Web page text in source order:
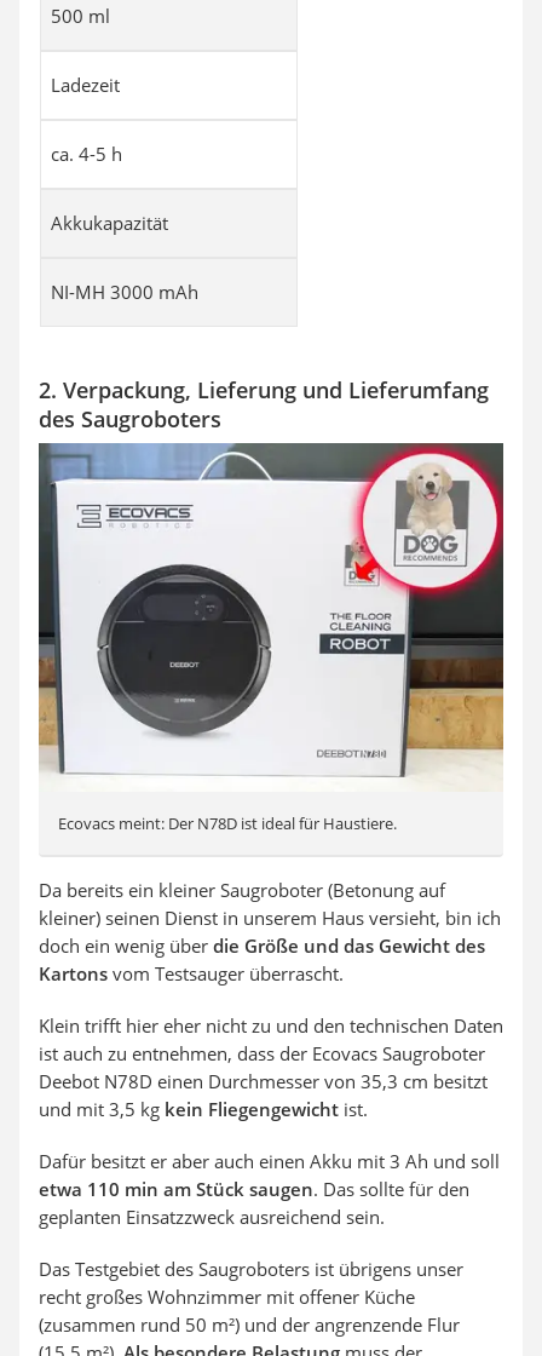
500 ml
Ladezeit
ca. 4-5 h
Akkukapazität
NI-MH 3000 mAh
2. Verpackung, Lieferung und Lieferumfang
des Saugroboters
Ecovacs meint: Der N78D ist ideal für Haustiere.
Da bereits ein kleiner Saugroboter (Betonung auf
kleiner) seinen Dienst in unserem Haus versieht, bin ich
doch ein wenig über die Größe und das Gewicht des
Kartons vom Testsauger überrascht.
Klein trifft hier eher nicht zu und den technischen Daten
ist auch zu entnehmen, dass der Ecovacs Saugroboter
Deebot N78D einen Durchmesser von 35,3 cm besitzt
und mit 3,5 kg kein Fliegengewicht ist.
Dafür besitzt er aber auch einen Akku mit 3 Ah und soll
etwa 110 min am Stück saugen. Das sollte für den
geplanten Einsatzzweck ausreichend sein.
Das Testgebiet des Saugroboters ist übrigens unser
recht großes Wohnzimmer mit offener Küche
(zusammen rund 50 m²) und der angrenzende Flur